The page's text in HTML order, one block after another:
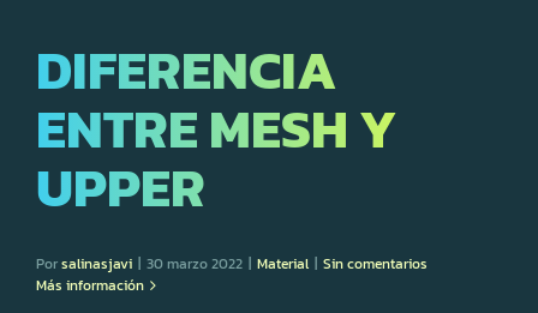
DIFERENCIA
ENTRE MESH Y
UPPER
Porsalinasjavi | 30 marzo 2022 | Material | Sin comentarios
Más información